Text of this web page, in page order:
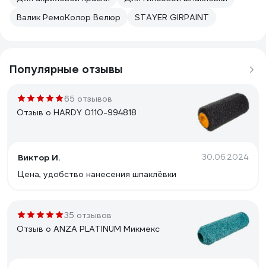
Валик РемоКолор Велюр
STAYER GIRPAINT
Популярные отзывы
65 отзывов
Отзыв о HARDY 0110-994818
Виктор И. 30.06.2024
Цена, удобство нанесения шпаклёвки
35 отзывов
Отзыв о ANZA PLATINUM Микмекс